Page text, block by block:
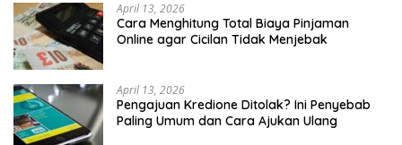
April 13, 2026
Cara Menghitung Total Biaya Pinjaman
Online agar Cicilan Tidak Menjebak
April 13, 2026
Pengajuan Kredione Ditolak? Ini Penyebab
Paling Umum dan Cara Ajukan Ulang